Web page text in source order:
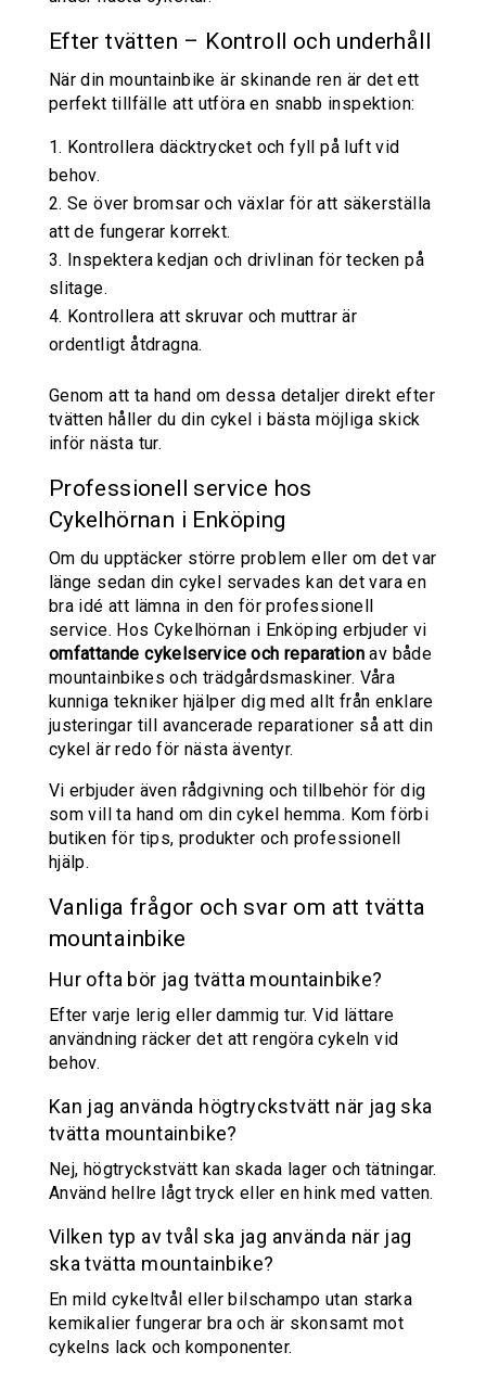
Efter tvätten – Kontroll och underhåll
När din mountainbike är skinande ren är det ett
perfekt tillfälle att utföra en snabb inspektion:
Kontrollera däcktrycket och fyll på luft vid
behov.
Se över bromsar och växlar för att säkerställa
att de fungerar korrekt.
Inspektera kedjan och drivlinan för tecken på
slitage.
Kontrollera att skruvar och muttrar är
ordentligt åtdragna.
Genom att ta hand om dessa detaljer direkt efter
tvätten håller du din cykel i bästa möjliga skick
inför nästa tur.
Professionell service hos
Cykelhörnan i Enköping
Om du upptäcker större problem eller om det var
länge sedan din cykel servades kan det vara en
bra idé att lämna in den för professionell
service. Hos Cykelhörnan i Enköping erbjuder vi
omfattande cykelservice och reparation av både
mountainbikes och trädgårdsmaskiner. Våra
kunniga tekniker hjälper dig med allt från enklare
justeringar till avancerade reparationer så att din
cykel är redo för nästa äventyr.
Vi erbjuder även rådgivning och tillbehör för dig
som vill ta hand om din cykel hemma. Kom förbi
butiken för tips, produkter och professionell
hjälp.
Vanliga frågor och svar om att tvätta
mountainbike
Hur ofta bör jag tvätta mountainbike?
Efter varje lerig eller dammig tur. Vid lättare
användning räcker det att rengöra cykeln vid
behov.
Kan jag använda högtryckstvätt när jag ska
tvätta mountainbike?
Nej, högtryckstvätt kan skada lager och tätningar.
Använd hellre lågt tryck eller en hink med vatten.
Vilken typ av tvål ska jag använda när jag
ska tvätta mountainbike?
En mild cykeltvål eller bilschampo utan starka
kemikalier fungerar bra och är skonsamt mot
cykelns lack och komponenter.